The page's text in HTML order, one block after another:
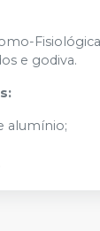
e godiva.
alumínio;